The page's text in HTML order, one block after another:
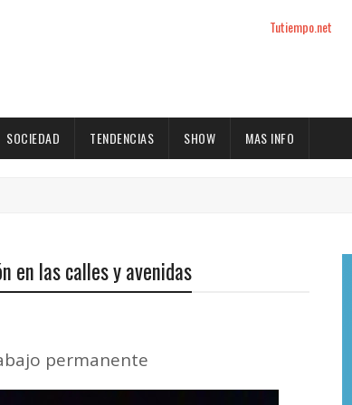
Tutiempo.net
SOCIEDAD TENDENCIAS SHOW MAS INFO
en las calles y avenidas
permanente